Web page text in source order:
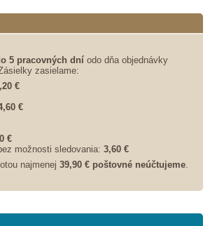
5 pracovných dní odo dňa objednávky
zasielame:
€
€
€
možnosti sledovania: 3,60 €
najmenej 39,90 € poštovné neúčtujeme